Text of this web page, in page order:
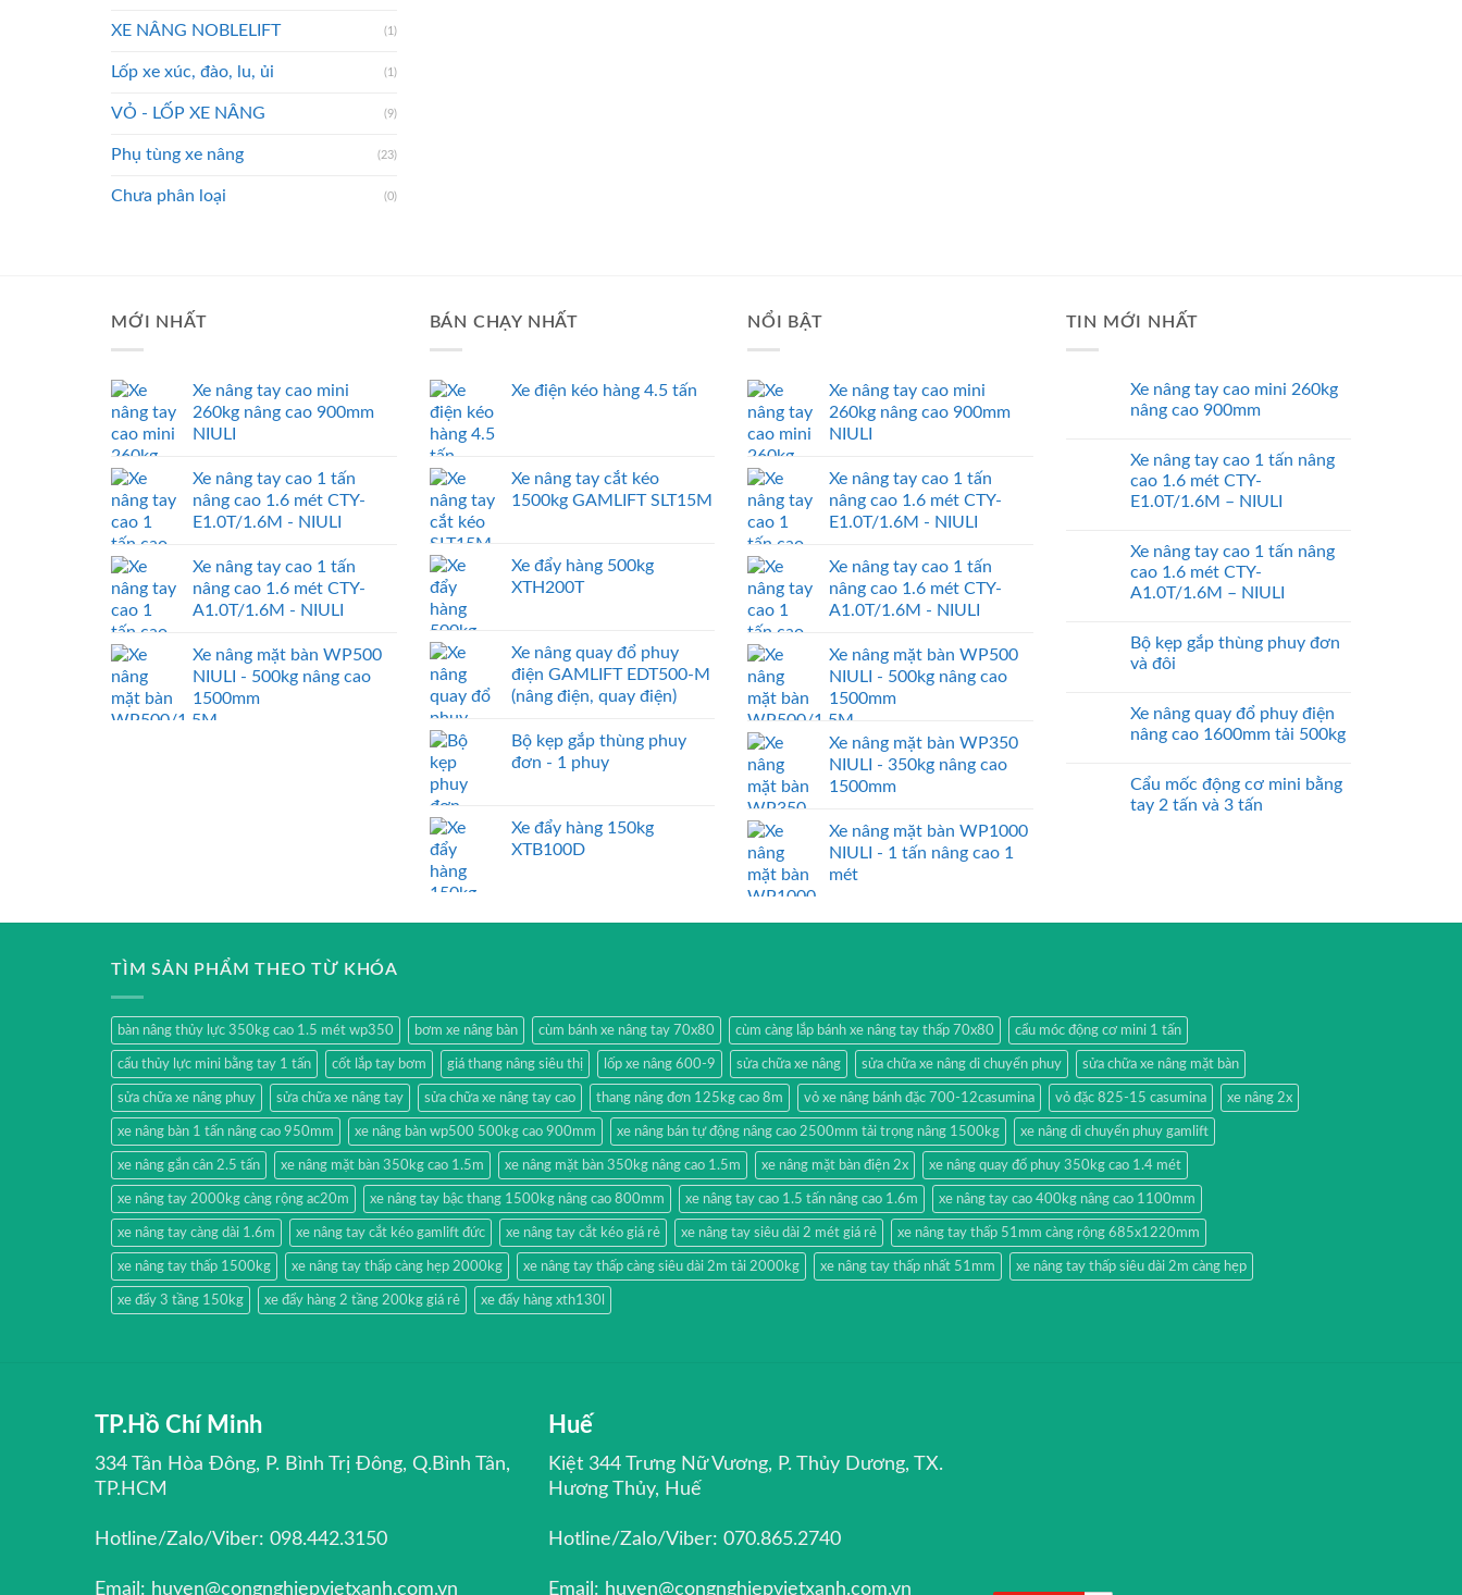
XE NÂNG NOBLELIFT (1)
Lốp xe xúc, đào, lu, ủi (1)
VỎ - LỐP XE NÂNG (9)
Phụ tùng xe nâng (23)
Chưa phân loại (0)
MỚI NHẤT
Xe nâng tay cao mini
260kg nâng cao 900mm
NIULI
Xe nâng tay cao 1 tấn
nâng cao 1.6 mét CTY-
E1.0T/1.6M - NIULI
Xe nâng tay cao 1 tấn
nâng cao 1.6 mét CTY-
A1.0T/1.6M - NIULI
Xe nâng mặt bàn WP500
NIULI - 500kg nâng cao
1500mm
BÁN CHẠY NHẤT
Xe điện kéo hàng 4.5 tấn
Xe nâng tay cắt kéo
1500kg GAMLIFT SLT15M
Xe đẩy hàng 500kg
XTH200T
Xe nâng quay đổ phuy
điện GAMLIFT EDT500-M
(nâng điện, quay điện)
Bộ kẹp gắp thùng phuy
đơn - 1 phuy
Xe đẩy hàng 150kg
XTB100D
NỔI BẬT
Xe nâng tay cao mini
260kg nâng cao 900mm
NIULI
Xe nâng tay cao 1 tấn
nâng cao 1.6 mét CTY-
E1.0T/1.6M - NIULI
Xe nâng tay cao 1 tấn
nâng cao 1.6 mét CTY-
A1.0T/1.6M - NIULI
Xe nâng mặt bàn WP500
NIULI - 500kg nâng cao
1500mm
Xe nâng mặt bàn WP350
NIULI - 350kg nâng cao
1500mm
Xe nâng mặt bàn WP1000
NIULI - 1 tấn nâng cao 1
mét
TIN MỚI NHẤT
Xe nâng tay cao mini 260kg
nâng cao 900mm
Xe nâng tay cao 1 tấn nâng
cao 1.6 mét CTY-
E1.0T/1.6M – NIULI
Xe nâng tay cao 1 tấn nâng
cao 1.6 mét CTY-
A1.0T/1.6M – NIULI
Bộ kẹp gắp thùng phuy đơn
và đôi
Xe nâng quay đổ phuy điện
nâng cao 1600mm tải 500kg
Cẩu mốc động cơ mini bằng
tay 2 tấn và 3 tấn
TÌM SẢN PHẨM THEO TỪ KHÓA
bàn nâng thủy lực 350kg cao 1.5 mét wp350 bơm xe nâng bàn cùm bánh xe nâng tay 70x80 cùm càng lắp bánh xe nâng tay thấp 70x80 cẩu móc động cơ mini 1 tấn
cẩu thủy lực mini bằng tay 1 tấn cốt lắp tay bơm giá thang nâng siêu thị lốp xe nâng 600-9 sửa chữa xe nâng sửa chữa xe nâng di chuyển phuy sửa chữa xe nâng mặt bàn
sửa chữa xe nâng phuy sửa chữa xe nâng tay sửa chữa xe nâng tay cao thang nâng đơn 125kg cao 8m vỏ xe nâng bánh đặc 700-12casumina vỏ đặc 825-15 casumina xe nâng 2x
xe nâng bàn 1 tấn nâng cao 950mm xe nâng bàn wp500 500kg cao 900mm xe nâng bán tự động nâng cao 2500mm tải trọng nâng 1500kg xe nâng di chuyển phuy gamlift
xe nâng gắn cân 2.5 tấn xe nâng mặt bàn 350kg cao 1.5m xe nâng mặt bàn 350kg nâng cao 1.5m xe nâng mặt bàn điện 2x xe nâng quay đổ phuy 350kg cao 1.4 mét
xe nâng tay 2000kg càng rộng ac20m xe nâng tay bậc thang 1500kg nâng cao 800mm xe nâng tay cao 1.5 tấn nâng cao 1.6m xe nâng tay cao 400kg nâng cao 1100mm
xe nâng tay càng dài 1.6m xe nâng tay cắt kéo gamlift đức xe nâng tay cắt kéo giá rẻ xe nâng tay siêu dài 2 mét giá rẻ xe nâng tay thấp 51mm càng rộng 685x1220mm
xe nâng tay thấp 1500kg xe nâng tay thấp càng hẹp 2000kg xe nâng tay thấp càng siêu dài 2m tải 2000kg xe nâng tay thấp nhất 51mm xe nâng tay thấp siêu dài 2m càng hẹp
xe đẩy 3 tầng 150kg xe đẩy hàng 2 tầng 200kg giá rẻ xe đẩy hàng xth130l
TP.Hồ Chí Minh
334 Tân Hòa Đông, P. Bình Trị Đông, Q.Bình Tân,
TP.HCM
Hotline/Zalo/Viber: 098.442.3150
Email: huyen@congnghiepvietxanh.com.vn
Huế
Kiệt 344 Trưng Nữ Vương, P. Thủy Dương, TX.
Hương Thủy, Huế
Hotline/Zalo/Viber: 070.865.2740
Email: huyen@congnghiepvietxanh.com.vn